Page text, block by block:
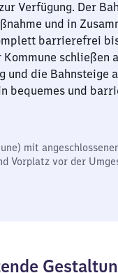
Verfügung. Der
und in
barrierefrei
schließen
und die Bahnsteige
bequemes und
mit
Vorplatz vor der